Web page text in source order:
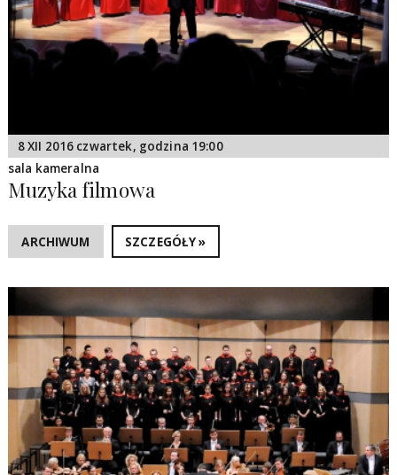
8 XII 2016 czwartek, godzina 19:00
sala kameralna
Muzyka filmowa
ARCHIWUM SZCZEGÓŁY »